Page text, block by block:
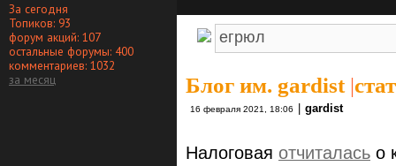
За сегодня
Топиков: 93
форум акций: 107
остальные форумы: 400
комментариев: 1032
за месяц
Блог им. gardist|
16 февраля 2021, 18:06 gardist
Налоговая отчиталась о